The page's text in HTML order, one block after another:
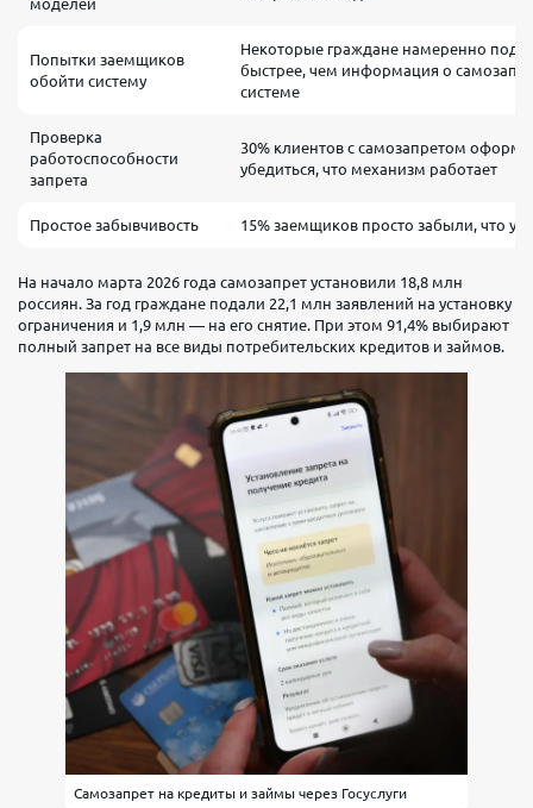
моделей
Попытки заемщиков
обойти систему
Некоторые граждане намеренно
быстрее, чем информация о
системе
Проверка
работоспособности
запрета
30% клиентов с самозапретом
убедиться, что механизм работает
Простое забывчивость 15% заемщиков просто забыли, что
На начало марта 2026 года самозапрет установили 18,8 млн
россиян. За год граждане подали 22,1 млн заявлений на установку
ограничения и 1,9 млн — на его снятие. При этом 91,4% выбирают
полный запрет на все виды потребительских кредитов и займов.
Самозапрет на кредиты и займы через Госуслуги